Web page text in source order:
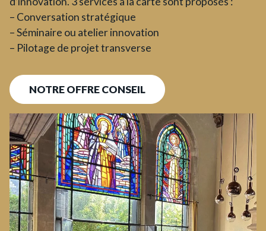
– Conversation stratégique
– Séminaire ou atelier innovation
– Pilotage de projet transverse
NOTRE OFFRE CONSEIL